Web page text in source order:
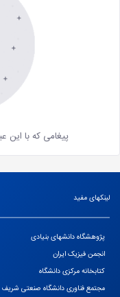
پیغامی که با این
لینکهای مفید
پژوهشگاه دانشهای بنیادی
انجمن فیزیک ایران
کتابخانه مرکزی دانشگاه
مجتمع فناوری دانشگاه صنعتی شریف